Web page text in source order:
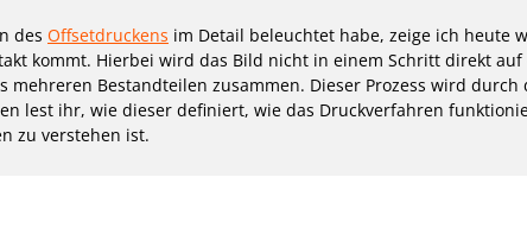
des Offsetdruckens im Detail beleuchtet habe, zeige ich heute
kommt. Hierbei wird das Bild nicht in einem Schritt direkt
mehreren Bestandteilen zusammen. Dieser Prozess wird durch
lest ihr, wie dieser definiert, wie das Druckverfahren
zu verstehen ist.